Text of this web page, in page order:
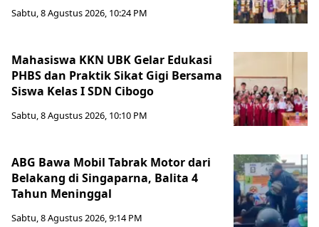
Sabtu, 8 Agustus 2026, 10:24 PM
Mahasiswa KKN UBK Gelar Edukasi
PHBS dan Praktik Sikat Gigi Bersama
Siswa Kelas I SDN Cibogo
Sabtu, 8 Agustus 2026, 10:10 PM
ABG Bawa Mobil Tabrak Motor dari
Belakang di Singaparna, Balita 4
Tahun Meninggal
Sabtu, 8 Agustus 2026, 9:14 PM